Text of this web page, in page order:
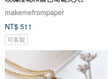
makemefrompaper
NT$ 511
可客製